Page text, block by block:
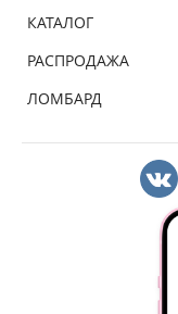
КАТАЛОГ
РАСПРОДАЖА
ЛОМБАРД